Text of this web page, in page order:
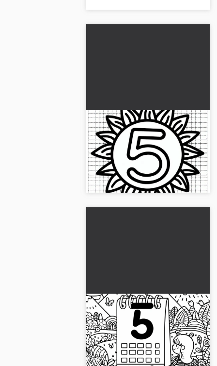
Tal 5 i strålende solskin:
Malebog til maj til
download (gratis)
Malebogsbilledet viser tallet 5 i
strålende sol. Download gratis og
farvelæg kreativt....
Kalenderblad med tallet 5
til måneden maj som
malebog (Gratis)
Gratis kalenderark med 5. maj som
skabelon til at farvelægge. Bare
download, print eller farvelæg